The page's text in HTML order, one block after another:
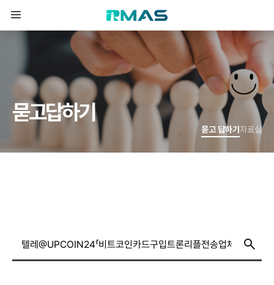
묻고답하기
묻고 답하기 자료실